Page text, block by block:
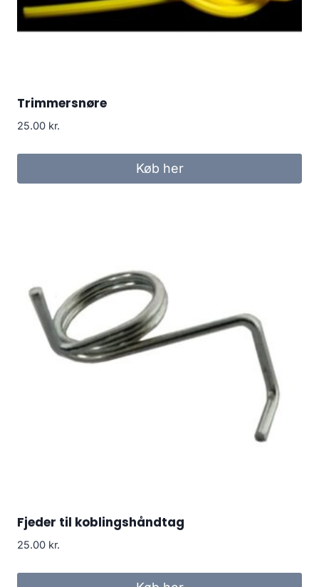
Trimmersnøre
25.00 kr.
Køb her
Fjeder til koblingshåndtag
25.00 kr.